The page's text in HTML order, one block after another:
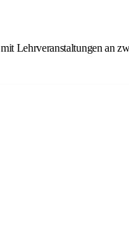
mit Lehrveranstaltungen an